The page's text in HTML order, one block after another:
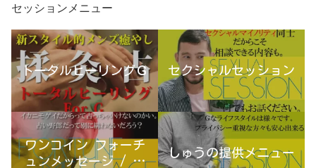
セッションメニュー
トータルヒーリングＧ セクシャルセッション
ワンコイン フォーチ
ュンメッセージ / 古
しゅうの提供メニュー